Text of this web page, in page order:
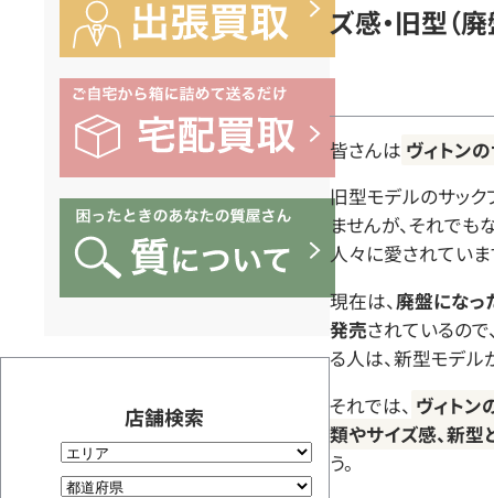
店舗検索
ズ感・旧型（
皆さんは ヴィトン
旧型モデルのサッ
ませんが、それでも
人々に愛されていま
現在は、廃盤になっ
発売されているの
る人は、新型モデル
それでは、 ヴィトン
類やサイズ感、新
う。